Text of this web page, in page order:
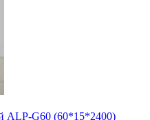
ALP-G60 (60*15*2400)